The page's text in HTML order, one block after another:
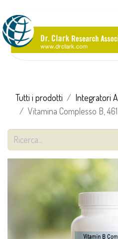
Tutti i prodotti
Integratori
Vitamina Complesso B,